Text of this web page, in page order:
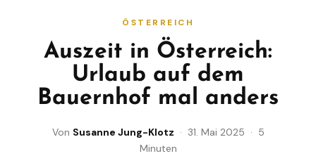
ÖSTERREICH
Auszeit in Österreich:
Urlaub auf dem
Bauernhof mal anders
Von Susanne Jung-Klotz · 31. Mai 2025 · 5
Minuten